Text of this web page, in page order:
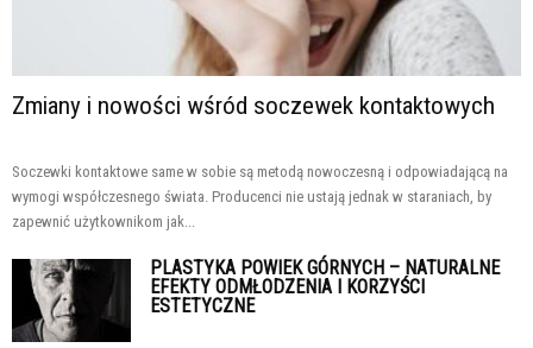
Zmiany i nowości wśród soczewek kontaktowych
Soczewki kontaktowe same w sobie są metodą nowoczesną i odpowiadającą na
wymogi współczesnego świata. Producenci nie ustają jednak w staraniach, by
zapewnić użytkownikom jak...
PLASTYKA POWIEK GÓRNYCH – NATURALNE
EFEKTY ODMŁODZENIA I KORZYŚCI
ESTETYCZNE